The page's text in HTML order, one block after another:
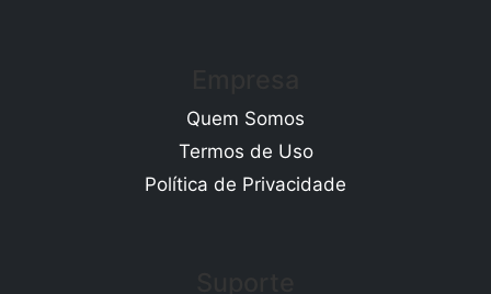
Quem Somos
Termos de Uso
Política de Privacidade